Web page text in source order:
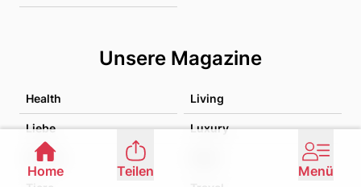
Unsere Magazine
Health Living
Liebe Luxury
Family
Home Teilen Menü